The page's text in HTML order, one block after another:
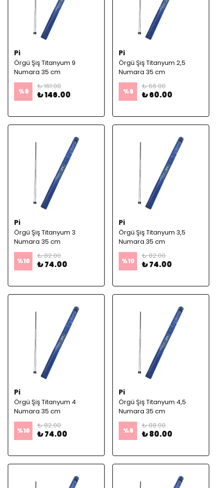
Pi
Örgü Şiş Titanyum 9
Numara 35 cm
%9
₺ 161.00
₺ 146.00
Pi
Örgü Şiş Titanyum 2,5
Numara 35 cm
%9
₺ 66.00
₺ 60.00
Pi
Örgü Şiş Titanyum 3
Numara 35 cm
%10
₺ 82.00
₺ 74.00
Pi
Örgü Şiş Titanyum 3,5
Numara 35 cm
%10
₺ 82.00
₺ 74.00
Pi
Örgü Şiş Titanyum 4
Numara 35 cm
%10
₺ 82.00
₺ 74.00
Pi
Örgü Şiş Titanyum 4,5
Numara 35 cm
%9
₺ 88.00
₺ 80.00